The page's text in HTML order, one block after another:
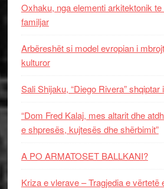
Oxhaku, nga elementi arkitektonik
familjar
Arbëreshët si model evropian i
kulturor
Sali Shijaku, “Diego Rivera”
“Dom Fred Kalaj, mes altarit dhe
e shpresës, kujtesës dhe shërbimit”
A PO ARMATOSET BALLKANI?
Kriza e vlerave – Tragjedia e vërtetë